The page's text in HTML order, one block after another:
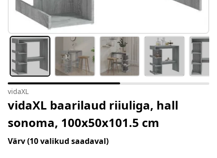
vidaXL
vidaXL baarilaud riiuliga, hall
sonoma, 100x50x101.5 cm
Värv(10 valikud saadaval)